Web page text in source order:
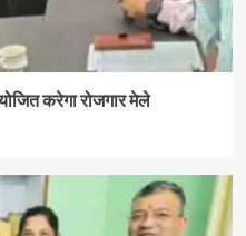
करेगा रोजगार मेले